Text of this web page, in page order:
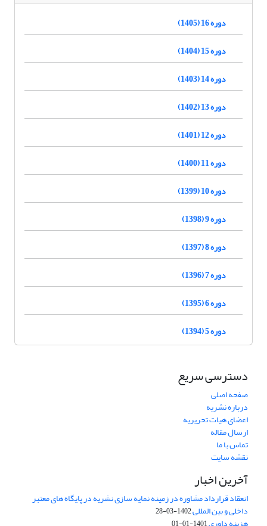
دوره 16 (1405)
دوره 15 (1404)
دوره 14 (1403)
دوره 13 (1402)
دوره 12 (1401)
دوره 11 (1400)
دوره 10 (1399)
دوره 9 (1398)
دوره 8 (1397)
دوره 7 (1396)
دوره 6 (1395)
دوره 5 (1394)
دسترسی سریع
صفحه اصلی
درباره نشریه
اعضای هیات تحریریه
ارسال مقاله
تماس با ما
نقشه سایت
آخرین اخبار
انعقاد قرارداد مشاوره در زمینه نمایه سازی نشریه در پایگاه های معتبر
داخلی و بین المللی1402-03-28